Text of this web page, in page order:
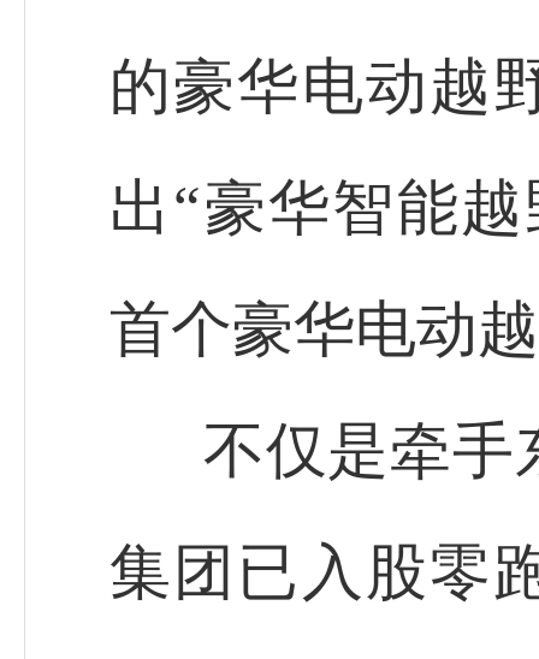
的豪华电动越
出“豪华智能
首个豪华电动
不仅是牵手
集团已入股零